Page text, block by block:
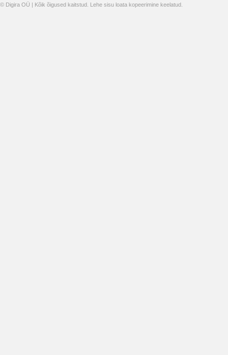
© Digira OÜ | Kõik õigused kaitstud. Lehe sisu loata kopeerimine keelatud.